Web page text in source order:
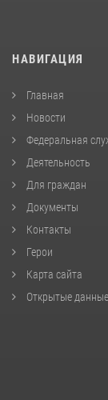
НАВИГАЦИЯ
Главная
Новости
Федеральная
Деятельность
Для граждан
Документы
Контакты
Герои
Карта сайта
Открытые данные